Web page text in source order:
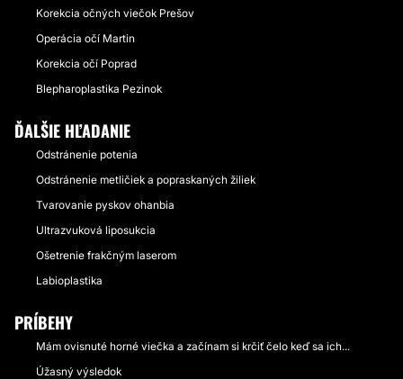
Korekcia očných viečok Prešov
Operácia očí Martin
Korekcia očí Poprad
Blepharoplastika Pezinok
ĎALŠIE HĽADANIE
Odstránenie potenia
Odstránenie metličiek a popraskaných žiliek
Tvarovanie pyskov ohanbia
Ultrazvuková liposukcia
Ošetrenie frakčným laserom
Labioplastika
PRÍBEHY
Mám ovisnuté horné viečka a začínam si krčiť čelo keď sa ich...
Úžasný výsledok